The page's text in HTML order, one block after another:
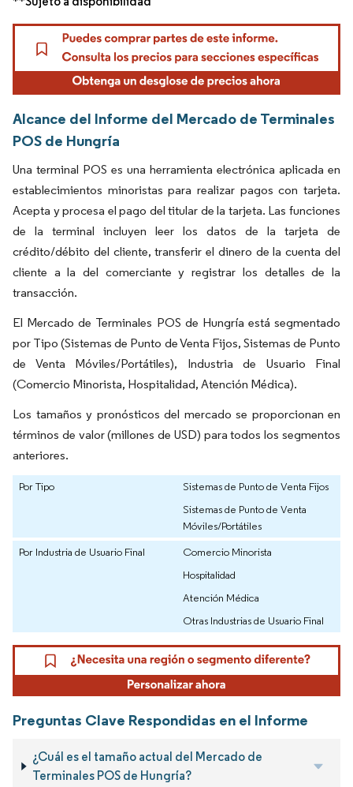
Alcance del Informe del Mercado de Terminales
POS de Hungría
Una terminal POS es una herramienta electrónica aplicada en
establecimientos minoristas para realizar pagos con tarjeta.
Acepta y procesa el pago del titular de la tarjeta. Las funciones
de la terminal incluyen leer los datos de la tarjeta de
crédito/débito del cliente, transferir el dinero de la cuenta del
cliente a la del comerciante y registrar los detalles de la
transacción.
El Mercado de Terminales POS de Hungría está segmentado
por Tipo (Sistemas de Punto de Venta Fijos, Sistemas de Punto
de Venta Móviles/Portátiles), Industria de Usuario Final
(Comercio Minorista, Hospitalidad, Atención Médica).
Los tamaños y pronósticos del mercado se proporcionan en
términos de valor (millones de USD) para todos los segmentos
anteriores.
Por Tipo
Sistemas de Punto de Venta Fijos
Sistemas de Punto de Venta
Móviles/Portátiles
Por Industria de Usuario Final
Comercio Minorista
Hospitalidad
Atención Médica
Otras Industrias de Usuario Final
Preguntas Clave Respondidas en el Informe
¿Cuál es el tamaño actual del Mercado de
Terminales POS de Hungría?